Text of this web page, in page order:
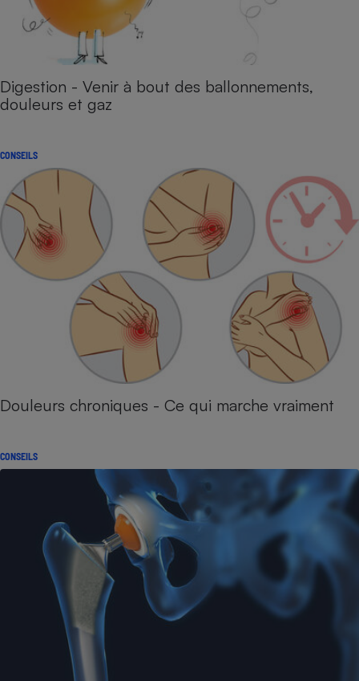
Digestion - Venir à bout des ballonnements,
douleurs et gaz
CONSEILS
Douleurs chroniques - Ce qui marche vraiment
CONSEILS